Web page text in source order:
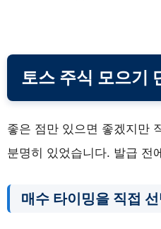
토스 주식 모으기
좋은 점만 있으면 좋겠지만
분명히 있었습니다. 발급 전
매수 타이밍을 직접